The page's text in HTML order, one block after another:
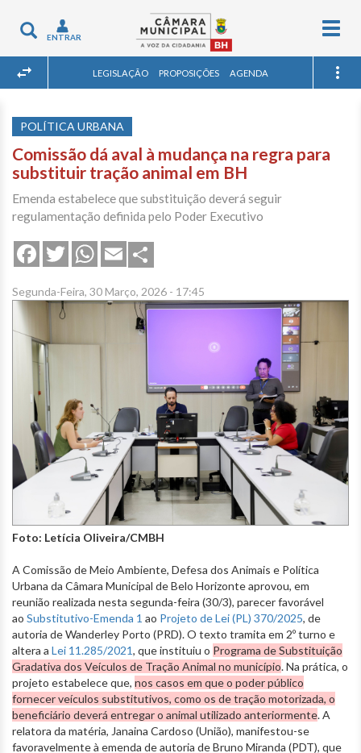
Toggle
navigation
ENTRAR
LEGISLAÇÃO PROPOSIÇÕES AGENDA
POLÍTICA URBANA
Comissão dá aval à mudança na regra para
substituir tração animal em BH
Emenda estabelece que substituição deverá seguir
regulamentação definida pelo Poder Executivo
FacebookTwitterWhatsApp
Email
Segunda-Feira, 30 Março, 2026 - 17:45
Foto: Letícia Oliveira/CMBH
A Comissão de Meio Ambiente, Defesa dos Animais e Política
Urbana da Câmara Municipal de Belo Horizonte aprovou, em
reunião realizada nesta segunda-feira (30/3), parecer favorável
ao Substitutivo-Emenda 1 ao Projeto de Lei (PL) 370/2025, de
autoria de Wanderley Porto (PRD). O texto tramita em 2º turno e
altera a Lei 11.285/2021, que instituiu o Programa de Substituição
Gradativa dos Veículos de Tração Animal no município. Na prática, o
projeto estabelece que, nos casos em que o poder público
fornecer veículos substitutivos, como os de tração motorizada, o
beneficiário deverá entregar o animal utilizado anteriormente. A
relatora da matéria, Janaina Cardoso (União), manifestou-se
favoravelmente à emenda de autoria de Bruno Miranda (PDT), que